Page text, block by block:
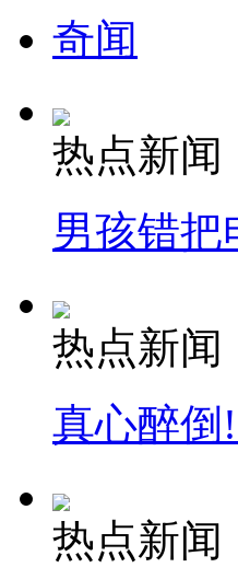
奇闻
热点新闻
男孩错把
热点新闻
真心醉倒
热点新闻